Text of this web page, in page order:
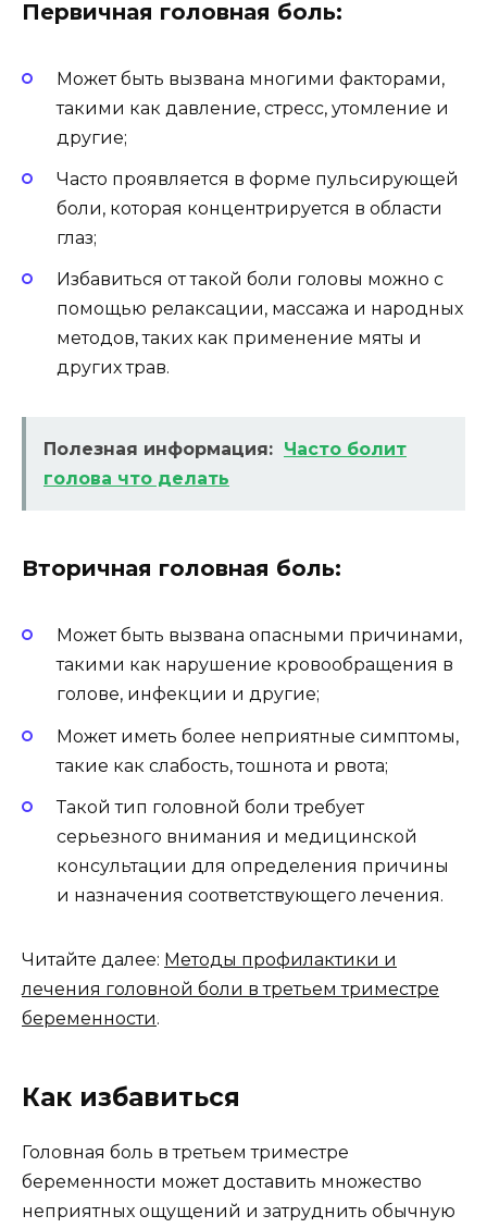
Первичная головная боль:
Может быть вызвана многими факторами,
такими как давление, стресс, утомление и
другие;
Часто проявляется в форме пульсирующей
боли, которая концентрируется в области
глаз;
Избавиться от такой боли головы можно с
помощью релаксации, массажа и народных
методов, таких как применение мяты и
других трав.
Полезная информация: Часто болит
голова что делать
Вторичная головная боль:
Может быть вызвана опасными причинами,
такими как нарушение кровообращения в
голове, инфекции и другие;
Может иметь более неприятные симптомы,
такие как слабость, тошнота и рвота;
Такой тип головной боли требует
серьезного внимания и медицинской
консультации для определения причины
и назначения соответствующего лечения.
Читайте далее: Методы профилактики и
лечения головной боли в третьем триместре
беременности.
Как избавиться
Головная боль в третьем триместре
беременности может доставить множество
неприятных ощущений и затруднить обычную